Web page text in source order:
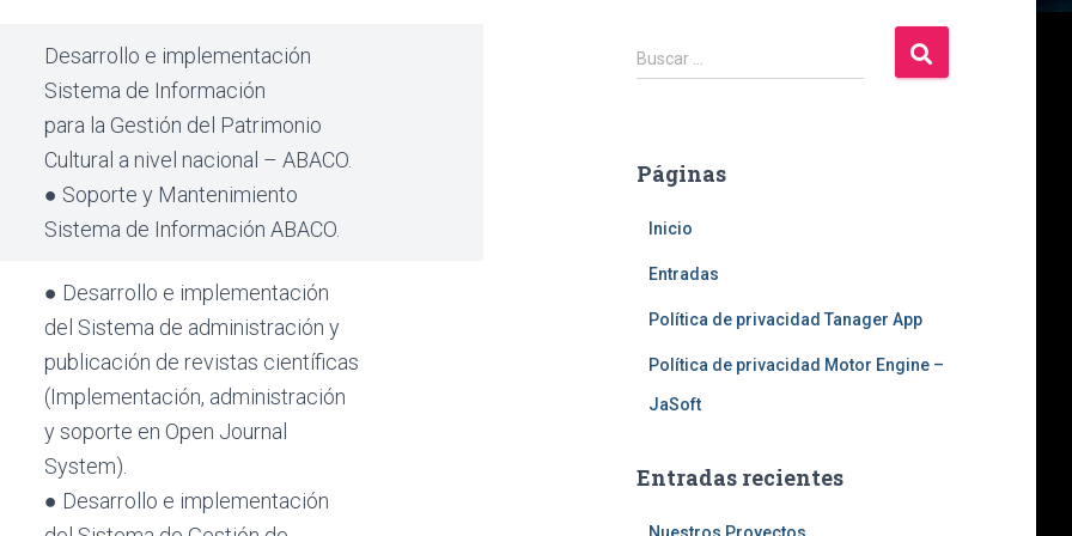
Desarrollo e implementación
Sistema de Información
para la Gestión del Patrimonio
Cultural a nivel nacional – ABACO.
● Soporte y Mantenimiento
Sistema de Información ABACO.
● Desarrollo e implementación
del Sistema de administración y
publicación de revistas científicas
(Implementación, administración
y soporte en Open Journal
System).
● Desarrollo e implementación
B
u
r
Buscar …
Páginas
Inicio
Entradas
Política de privacidad Tanager App
Política de privacidad Motor Engine –
JaSoft
Entradas recientes